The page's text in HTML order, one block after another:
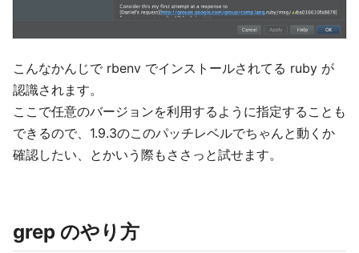
こんなかんじで rbenv でインストールされてる ruby が
認識されます。
ここで任意のバージョンを利用するように指定することも
できるので、1.9.3のこのパッチレベルでちゃんと動くか
確認したい、とかいう際もささっと試せます。
grep のやり方